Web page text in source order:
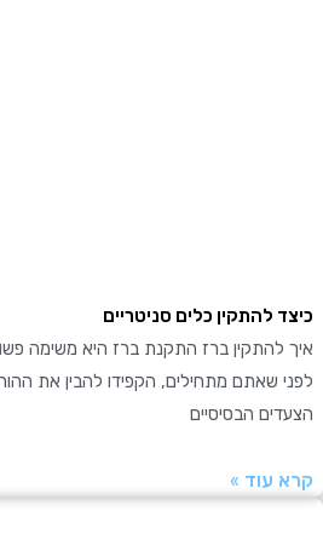
להתקין כלים סניטריים
ברז התקנת ברז היא משימה פשוטה
שאתם מתחילים, הקפידו להבין את ההוראות
הבסיסיים
»